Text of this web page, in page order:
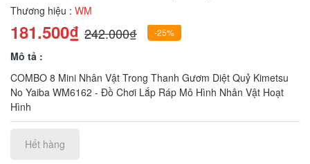
Thương hiệu : WM
181.500₫ 242.000₫ -25%
Mô tả :
COMBO 8 Mini Nhân Vật Trong Thanh Gươm Diệt Quỷ Kimetsu
No Yaiba WM6162 - Đồ Chơi Lắp Ráp Mô Hình Nhân Vật Hoạt
Hình
Hết hàng